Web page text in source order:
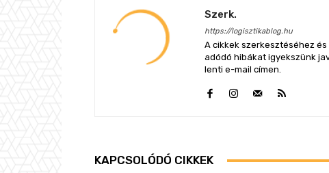
Szerk.
https://logisztikablog.hu
A cikkek szerkesztéséhez
adódó hibákat igyekszünk
lenti e-mail címen.
KAPCSOLÓDÓ CIKKEK